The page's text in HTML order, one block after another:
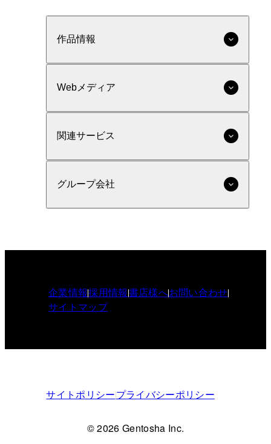
作品情報
Webメディア
関連サービス
グループ会社
企業情報採用情報書店様へお問い合わせ
サイトマップ
サイトポリシープライバシーポリシー
© 2026 Gentosha Inc.